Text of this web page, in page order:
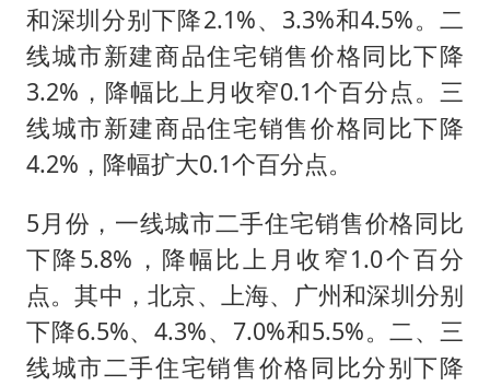
和深圳分别下降2.1%、3.3%和4.5%。二
线城市新建商品住宅销售价格同比下降
3.2%，降幅比上月收窄0.1个百分点。三
线城市新建商品住宅销售价格同比下降
4.2%，降幅扩大0.1个百分点。
5月份，一线城市二手住宅销售价格同比
下降5.8%，降幅比上月收窄1.0个百分
点。其中，北京、上海、广州和深圳分别
下降6.5%、4.3%、7.0%和5.5%。二、三
线城市二手住宅销售价格同比分别下降